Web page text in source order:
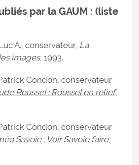
par la GAUM : (liste
A., conservateur, La
images, 1993.
Condon, conservateur
Roussel : Roussel en relief,
Condon, conservateur
Savoie : Voir Savoie faire,